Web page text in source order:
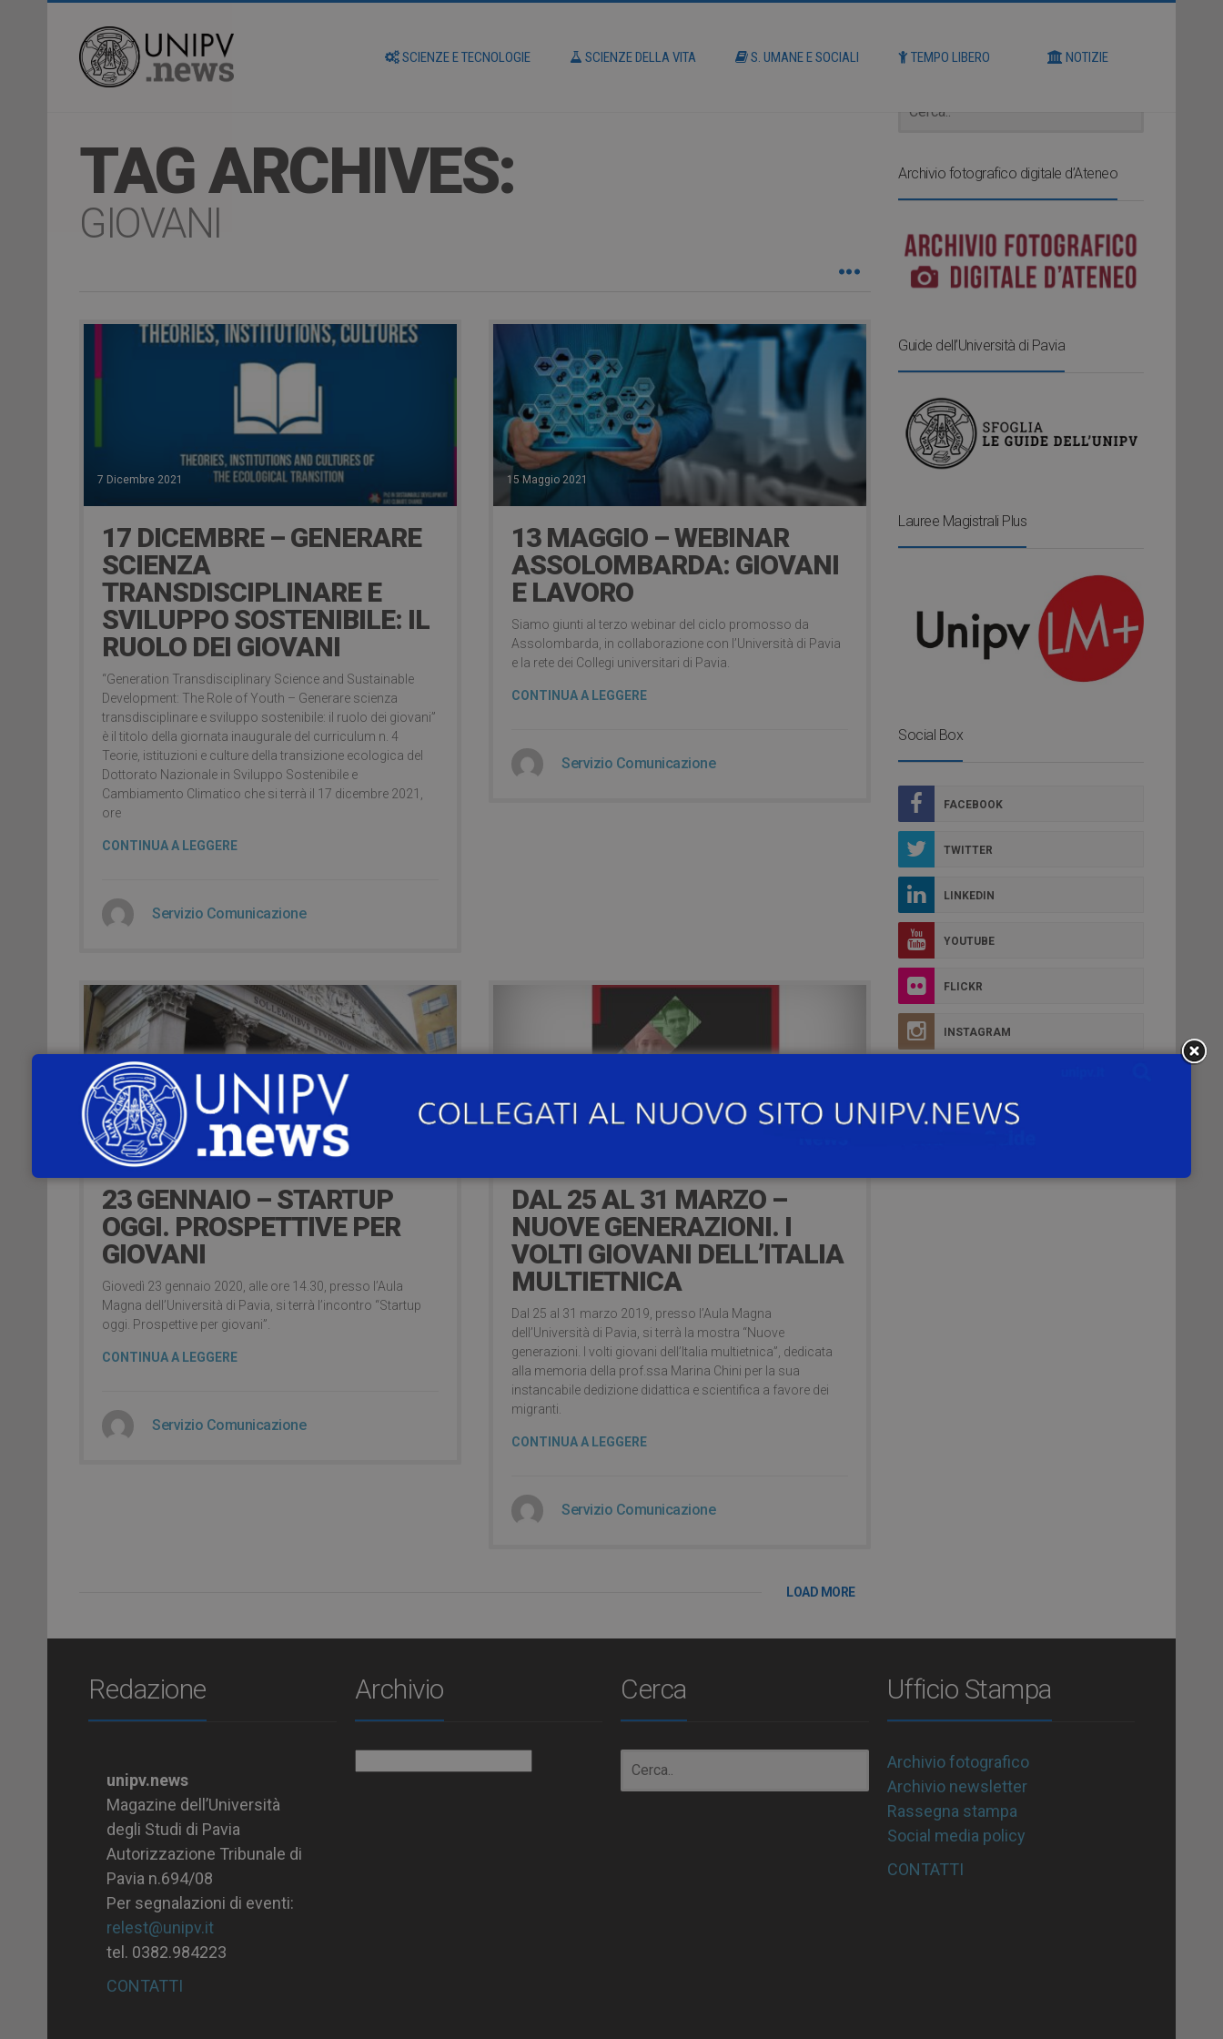
SCIENZE E TECNOLOGIE SCIENZE DELLA VITA S. UMANE E SOCIALI TEMPO LIBERO NOTIZIE
TAG ARCHIVES:
GIOVANI
7 Dicembre 2021
17 DICEMBRE – GENERARE
SCIENZA
TRANSDISCIPLINARE E
SVILUPPO SOSTENIBILE: IL
RUOLO DEI GIOVANI
“Generation Transdisciplinary Science and Sustainable
Development: The Role of Youth – Generare scienza
transdisciplinare e sviluppo sostenibile: il ruolo dei giovani”
è il titolo della giornata inaugurale del curriculum n. 4
Teorie, istituzioni e culture della transizione ecologica del
Dottorato Nazionale in Sviluppo Sostenibile e
Cambiamento Climatico che si terrà il 17 dicembre 2021,
ore
CONTINUA A LEGGERE
Servizio Comunicazione
15 Maggio 2021
13 MAGGIO – WEBINAR
ASSOLOMBARDA: GIOVANI
E LAVORO
Siamo giunti al terzo webinar del ciclo promosso da
Assolombarda, in collaborazione con l’Università di Pavia
e la rete dei Collegi universitari di Pavia.
CONTINUA A LEGGERE
Servizio Comunicazione
5 Gennaio 2020
23 GENNAIO – STARTUP
OGGI. PROSPETTIVE PER
GIOVANI
Giovedì 23 gennaio 2020, alle ore 14.30, presso l’Aula
Magna dell’Università di Pavia, si terrà l’incontro “Startup
oggi. Prospettive per giovani”.
CONTINUA A LEGGERE
Servizio Comunicazione
DAL 25 AL 31 MARZO –
NUOVE GENERAZIONI. I
VOLTI GIOVANI DELL’ITALIA
MULTIETNICA
Dal 25 al 31 marzo 2019, presso l’Aula Magna
dell’Università di Pavia, si terrà la mostra “Nuove
generazioni. I volti giovani dell’Italia multietnica”, dedicata
alla memoria della prof.ssa Marina Chini per la sua
instancabile dedizione didattica e scientifica a favore dei
migranti.
CONTINUA A LEGGERE
Servizio Comunicazione
LOAD MORE
Archivio fotografico digitale d’Ateneo
Guide dell’Università di Pavia
Lauree Magistrali Plus
Social Box
FACEBOOK
TWITTER
LINKEDIN
YOUTUBE
FLICKR
INSTAGRAM
Redazione
unipv.news
Magazine dell’Università
degli Studi di Pavia
Autorizzazione Tribunale di
Pavia n.694/08
Per segnalazioni di eventi:
relest@unipv.it
tel. 0382.984223
CONTATTI
Archivio Cerca Ufficio Stampa
Archivio fotografico
Archivio newsletter
Rassegna stampa
Social media policy
CONTATTI